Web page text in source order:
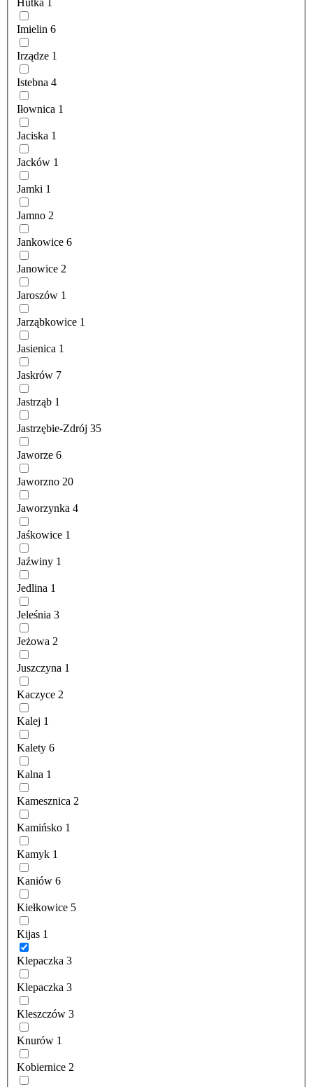
Hutka
Imielin 6
Irządze 1
Istebna 4
Iłownica 1
Jaciska 1
Jacków 1
Jamki 1
Jamno 2
Jankowice 6
Janowice 2
Jaroszów 1
Jarząbkowice 1
Jasienica 1
Jaskrów 7
Jastrząb 1
Jastrzębie-Zdrój 35
Jaworze 6
Jaworzno 20
Jaworzynka 4
Jaśkowice 1
Jaźwiny 1
Jedlina 1
Jeleśnia 3
Jeżowa 2
Juszczyna 1
Kaczyce 2
Kalej 1
Kalety 6
Kalna 1
Kamesznica 2
Kamińsko 1
Kamyk 1
Kaniów 6
Kiełkowice 5
Kijas 1
Klepaczka 3
Klepaczka 3
Kleszczów 3
Knurów 1
Kobiernice 2